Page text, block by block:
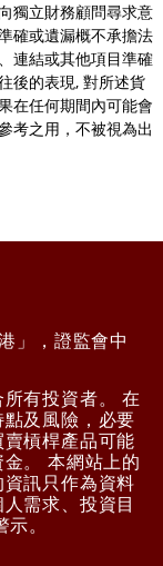
獨立財務顧問尋求意
確或遺漏概不承擔法
連結或其他項目準確
後的表現, 對所述貨
在任何期間內可能會
考之用，不被視為出
」，證監會中
有投資者。 在
及風險，必要
槓桿產品可能
。 本網站上的
訊只作為資料
需求、投資目
。